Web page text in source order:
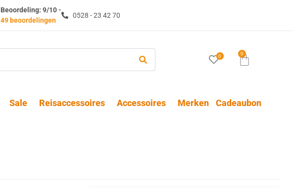
Beoordeling: 9/10 -
49 beoordelingen
0528 - 23 42 70
0 0
Sale Reisaccessoires Accessoires Merken Cadeaubon